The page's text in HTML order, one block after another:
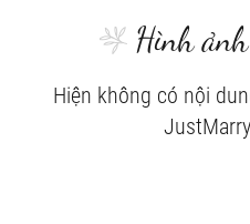
Hình
Hiện không có nội